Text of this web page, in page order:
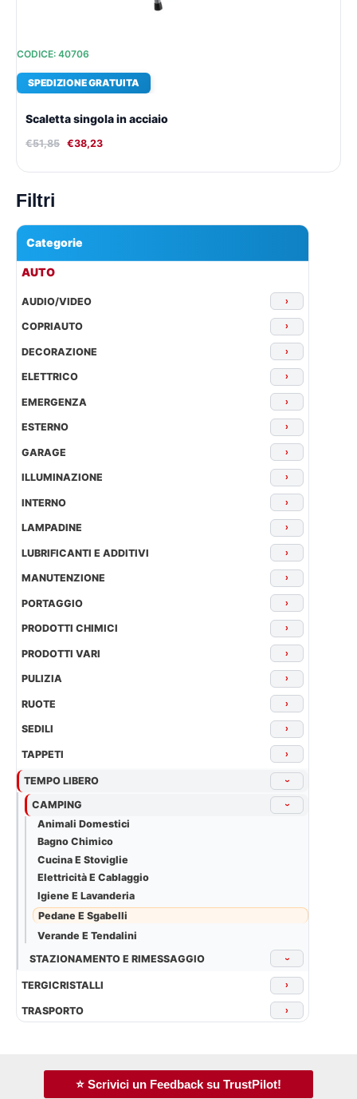
Filtri
Categorie
AUTO
AUDIO/VIDEO ›
COPRIAUTO ›
DECORAZIONE ›
ELETTRICO ›
EMERGENZA ›
ESTERNO ›
GARAGE ›
ILLUMINAZIONE ›
INTERNO ›
LAMPADINE ›
LUBRIFICANTI E ADDITIVI ›
MANUTENZIONE ›
PORTAGGIO ›
PRODOTTI CHIMICI ›
PRODOTTI VARI ›
PULIZIA ›
RUOTE ›
SEDILI ›
TAPPETI ›
TEMPO LIBERO ›
CAMPING ›
Animali Domestici
Bagno Chimico
Cucina E Stoviglie
Elettricità E Cablaggio
Igiene E Lavanderia
Pedane E Sgabelli
Verande E Tendalini
STAZIONAMENTO E RIMESSAGGIO
›
TERGICRISTALLI ›
TRASPORTO ›
CODICE: 40706
SPEDIZIONE GRATUITA
Scaletta singola in acciaio
€51,85 €38,23
⭐ Scrivici un Feedback su TrustPilot!